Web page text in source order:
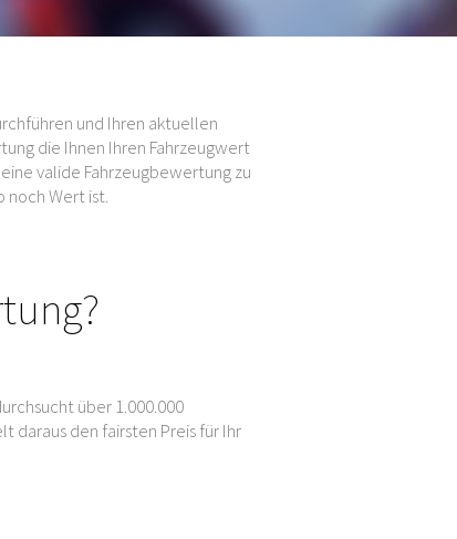
und Ihren aktuellen
die Ihnen Ihren Fahrzeugwert
valide Fahrzeugbewertung zu
noch Wert ist.
über 1.000.000
daraus den fairsten Preis für Ihr